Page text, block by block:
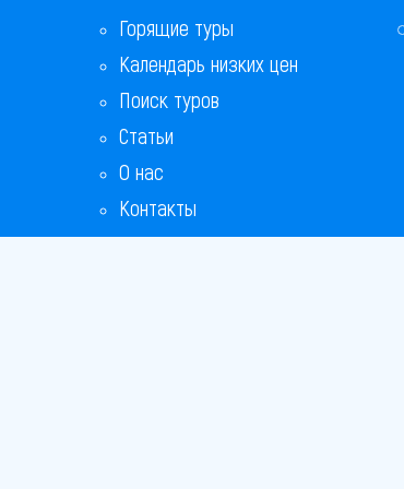
Горящие туры
Календарь низких цен
Поиск туров
Статьи
О нас
Контакты